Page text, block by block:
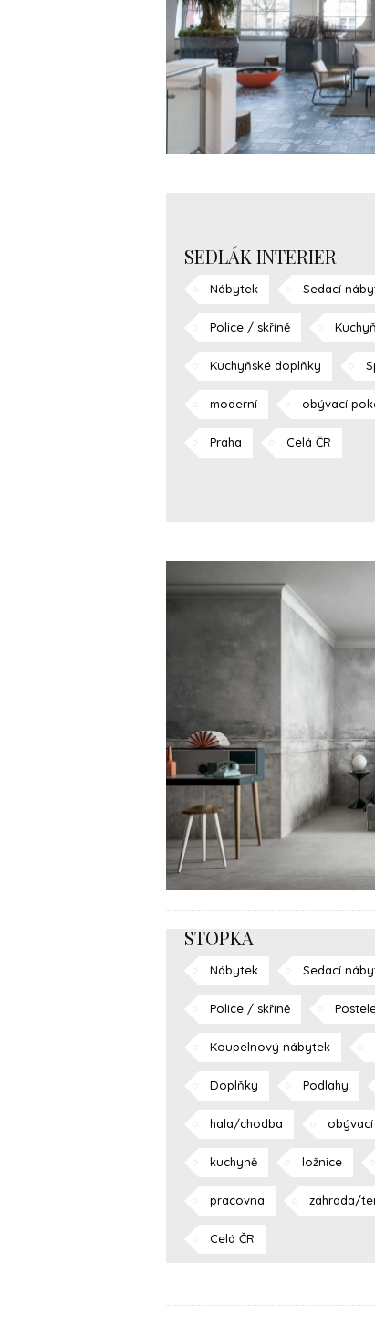
SEDLÁK INTERIER
Nábytek Sedací
Police / skříně
Kuchyňské doplňky
moderní obývací
Praha Celá ČR
STOPKA
Nábytek Sedací
Police / skříně
Koupelnový nábytek
Doplňky Podlahy
hala/chodba
kuchyně ložnice
pracovna zahrada/
Celá ČR